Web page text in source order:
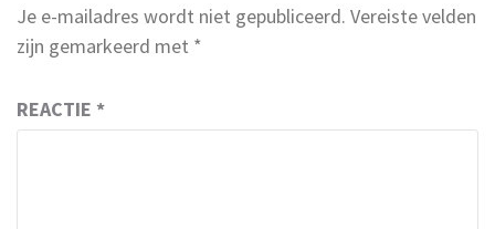
Je e-mailadres wordt niet gepubliceerd. Vereiste velden
zijn gemarkeerd met *
REACTIE *